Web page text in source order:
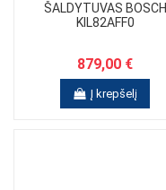
ŠALDYTUVAS BOSCH
KIL82AFF0
879,00 €
Į krepšelį